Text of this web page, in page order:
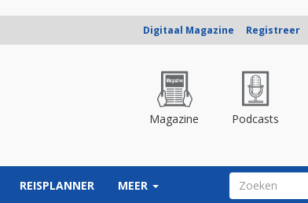
Digitaal Magazine Registreer
Magazine Podcasts
REISPLANNER MEER ZOEKVELD